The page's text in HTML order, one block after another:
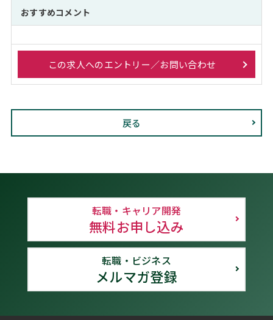
おすすめコメント
この求人へのエントリー／お問い合わせ
戻る
転職・キャリア開発
無料お申し込み
転職・ビジネス
メルマガ登録